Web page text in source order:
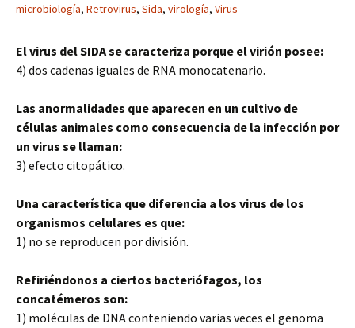
microbiología, Retrovirus, Sida, virología, Virus
El virus del SIDA se caracteriza porque el virión posee:
4) dos cadenas iguales de RNA monocatenario.
Las anormalidades que aparecen en un cultivo de
células animales como consecuencia de la infección por
un virus se llaman:
3) efecto citopático.
Una característica que diferencia a los virus de los
organismos celulares es que:
1) no se reproducen por división.
Refiriéndonos a ciertos bacteriófagos, los
concatémeros son:
1) moléculas de DNA conteniendo varias veces el genoma